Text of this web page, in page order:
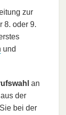
zur
8. oder 9.
und
an
der
bei der